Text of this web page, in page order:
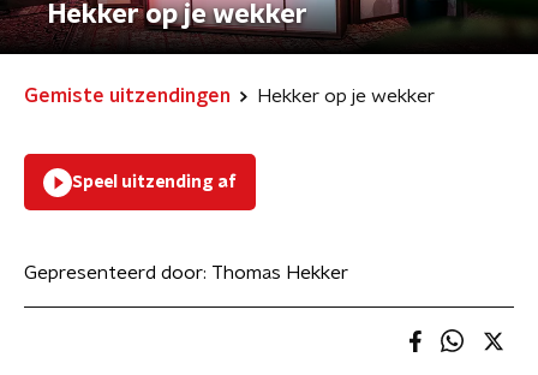
Hekker op je wekker
Gemiste uitzendingen Hekker op je wekker
Speel uitzending af
Gepresenteerd door: Thomas Hekker